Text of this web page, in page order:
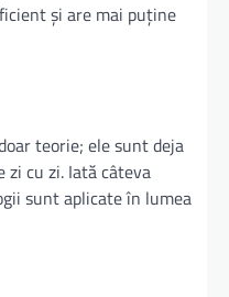
și are mai puține
teorie; ele sunt deja
zi cu zi. Iată câteva
sunt aplicate în lumea